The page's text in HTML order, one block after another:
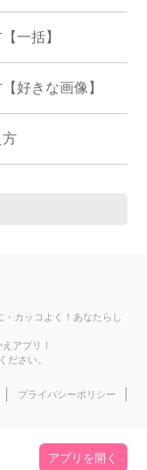
一括】
好きな画像】
方
カッコよく！あなたらし
アプリ！
ださい。
プライバシーポリシー
アプリを開く